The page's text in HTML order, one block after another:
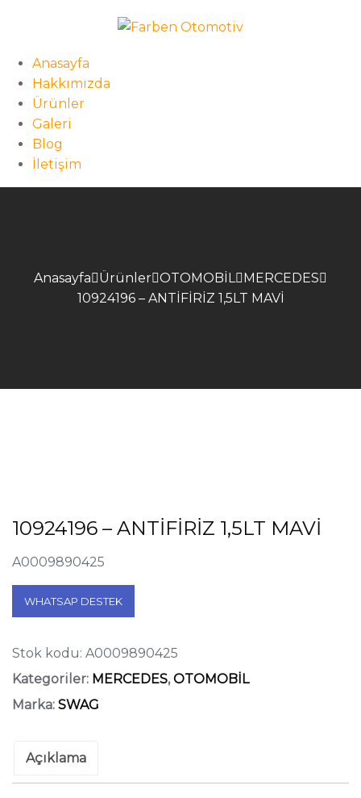
Anasayfa
Hakkımızda
Ürünler
Galeri
Blog
İletişim
Anasayfa Ürünler OTOMOBİL
MERCEDES
10924196 – ANTİFİRİZ 1,5LT MAVİ
10924196 – ANTİFİRİZ 1,5LT MAVİ
A0009890425
WHATSAP DESTEK
Stok kodu: A0009890425
Kategoriler: MERCEDES,OTOMOBİL
Marka: SWAG
Açıklama